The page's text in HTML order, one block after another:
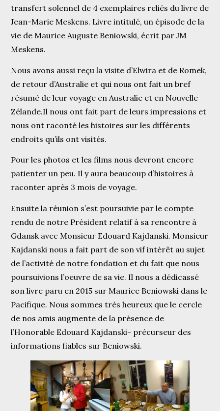
transfert solennel de 4 exemplaires reliés du livre de
Jean-Marie Meskens. Livre intitulé, un épisode de la
vie de Maurice Auguste Beniowski, écrit par JM
Meskens.
Nous avons aussi reçu la visite d’Elwira et de Romek,
de retour d’Australie et qui nous ont fait un bref
résumé de leur voyage en Australie et en Nouvelle
Zélande.Il nous ont fait part de leurs impressions et
nous ont raconté les histoires sur les différents
endroits qu’ils ont visités.
Pour les photos et les films nous devront encore
patienter un peu. Il y aura beaucoup d’histoires à
raconter après 3 mois de voyage.
Ensuite la réunion s’est poursuivie par le compte
rendu de notre Président relatif à sa rencontre à
Gdansk avec Monsieur Edouard Kajdanski. Monsieur
Kajdanski nous a fait part de son vif intérêt au sujet
de l’activité de notre fondation et du fait que nous
poursuivions l’oeuvre de sa vie. Il nous a dédicassé
son livre paru en 2015 sur Maurice Beniowski dans le
Pacifique. Nous sommes très heureux que le cercle
de nos amis augmente de la présence de
l’Honorable Edouard Kajdanski- précurseur des
informations fiables sur Beniowski.